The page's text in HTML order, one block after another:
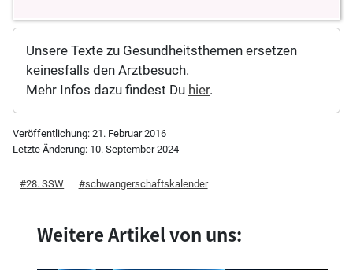
Unsere Texte zu Gesundheitsthemen ersetzen
keinesfalls den Arztbesuch.
Mehr Infos dazu findest Du hier.
Veröffentlichung: 21. Februar 2016
Letzte Änderung: 10. September 2024
28. SSW schwangerschaftskalender
Weitere Artikel von uns: